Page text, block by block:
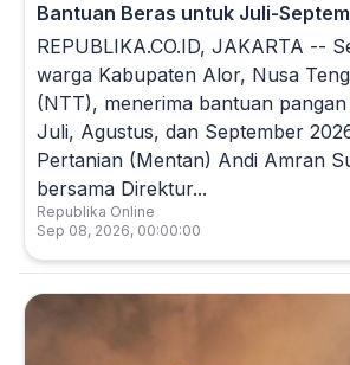
Bantuan Beras untuk Juli-
REPUBLIKA.CO.ID, JAKARTA --
warga Kabupaten Alor, Nusa
(NTT), menerima bantuan
Juli, Agustus, dan September
Pertanian (Mentan) Andi Amran
bersama Direktur...
Republika Online
Sep 08, 2026, 00:00:00